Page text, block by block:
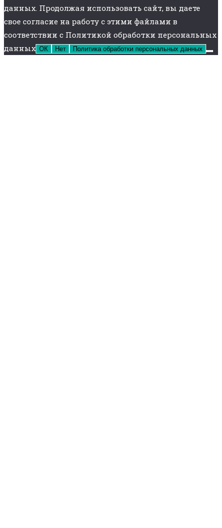
данных. Продолжая использовать сайт, вы даете
свое согласие на работу с этими файлами в
соответствии с Политикой обработки персональных
данных ОК Нет Политика обработки персональных данных